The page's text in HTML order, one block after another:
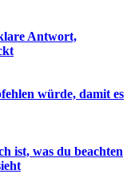
Antwort,
würde, damit es
ist, was du beachten